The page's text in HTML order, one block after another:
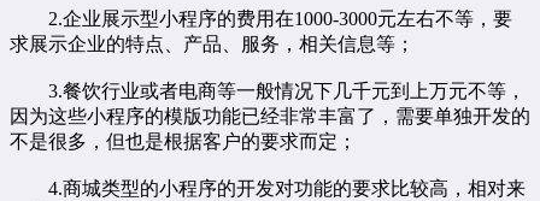
2.企业展示型小程序的费用在1000-3000元左右不等，要
求展示企业的特点、产品、服务，相关信息等；
3.餐饮行业或者电商等一般情况下几千元到上万元不等，
因为这些小程序的模版功能已经非常丰富了，需要单独开发的
不是很多，但也是根据客户的要求而定；
4.商城类型的小程序的开发对功能的要求比较高，相对来